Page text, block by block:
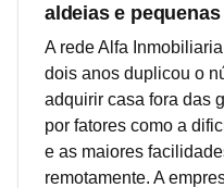
aldeias e
A rede Alfa
dois anos duplicou o
adquirir casa fora das
por fatores como a
e as maiores
remotamente. A